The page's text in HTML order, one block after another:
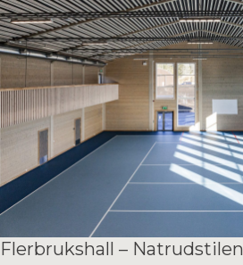
Flerbrukshall – Natrudstilen